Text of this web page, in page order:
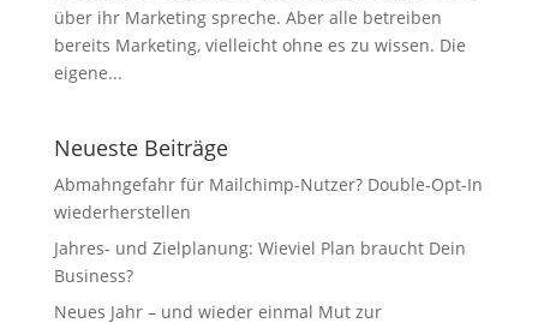
über ihr Marketing spreche. Aber alle betreiben
bereits Marketing, vielleicht ohne es zu wissen. Die
eigene...
Neueste Beiträge
Abmahngefahr für Mailchimp-Nutzer? Double-Opt-In
wiederherstellen
Jahres- und Zielplanung: Wieviel Plan braucht Dein
Business?
Neues Jahr – und wieder einmal Mut zur